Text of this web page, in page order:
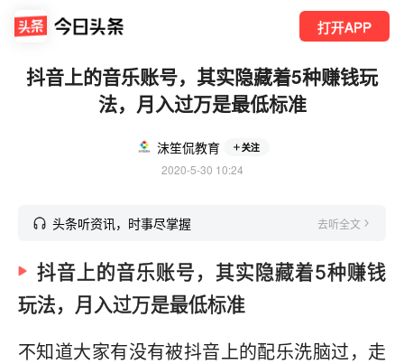
打开APP
抖音上的音乐账号，其实隐藏着5种赚钱玩
法，月入过万是最低标准
沫笙侃教育 关注
2020-5-30 10:24
头条听资讯，时事尽掌握 去听全文
抖音上的音乐账号，其实隐藏着5种赚钱
玩法，月入过万是最低标准
不知道大家有没有被抖音上的配乐洗脑过，走